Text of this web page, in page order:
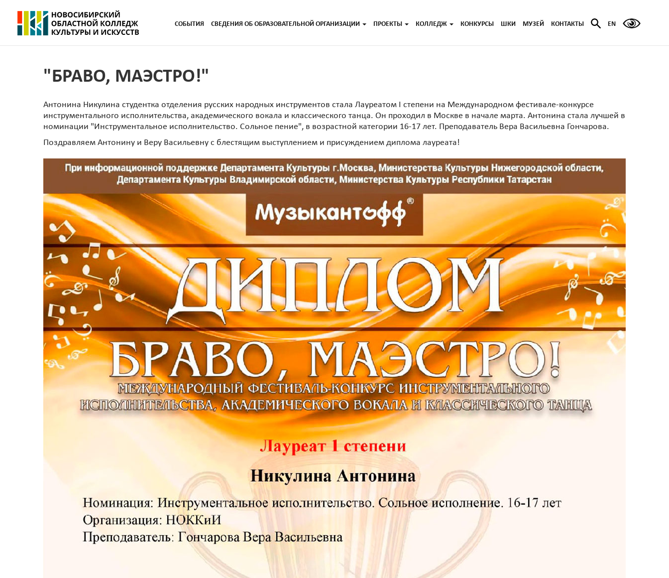
СОБЫТИЯ СВЕДЕНИЯ ОБ ОБРАЗОВАТЕЛЬНОЙ ОРГАНИЗАЦИИ ПРОЕКТЫ КОЛЛЕДЖ КОНКУРСЫ ШКИ МУЗЕЙ КОНТАКТЫ EN
"БРАВО, МАЭСТРО!"
Антонина Никулина студентка отделения русских народных инструментов стала Лауреатом I степени на Международном фестивале-конкурсе
инструментального исполнительства, академического вокала и классического танца. Он проходил в Москве в начале марта. Антонина стала лучшей в
номинации "Инструментальное исполнительство. Сольное пение", в возрастной категории 16-17 лет. Преподаватель Вера Васильевна Гончарова.
Поздравляем Антонину и Веру Васильевну с блестящим выступлением и присуждением диплома лауреата!